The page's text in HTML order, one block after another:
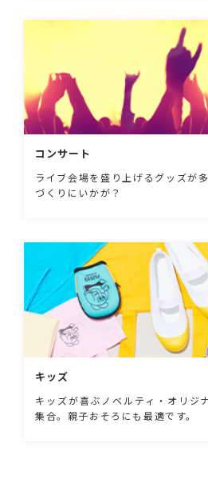
コンサート
ライブ会場を盛り上げるグッズが
づくりにいかが？
キッズ
キッズが喜ぶノベルティ・オリジ
集合。親子おそろにも最適です。